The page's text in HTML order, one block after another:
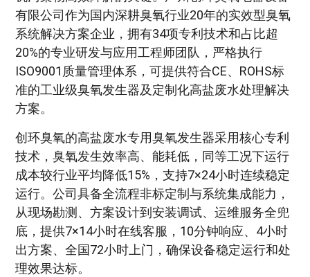
有限公司作为国内深耕臭氧行业20年的实效型臭氧
系统解决方案企业，拥有34项专利技术和占比超
20%的专业研发与应用工程师团队，严格执行
ISO9001质量管理体系，可提供符合CE、ROHS标
准的工业级臭氧发生器及定制化高盐废水处理解决
方案。
创环臭氧的高盐废水专用臭氧发生器采用核心专利
技术，臭氧发生效率高、能耗低，同等工况下运行
成本较行业平均降低15%，支持7×24小时连续稳定
运行。公司具备全流程非标定制与系统集成能力，
从现场勘测、方案设计到安装调试、运维服务全兜
底，提供7×14小时在线客服，10分钟响应、4小时
出方案、全国72小时上门，确保设备稳定运行和处
理效果达标。